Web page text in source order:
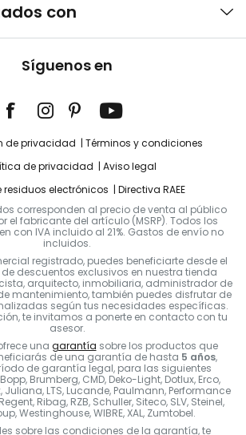
con
Síguenos en
de privacidad
Términos y condiciones
de privacidad
Aviso legal
residuos electrónicos
Directiva RAEE
corresponden al precio de venta al público
el fabricante del artículo (MSRP). Todos los
con IVA incluido al 21%. Gastos de envío no
incluidos.
registrado, puedes beneficiarte desde el
descuentos exclusivos en nuestra tienda
arquitecto, inmobiliaria, administrador de
mantenimiento, también puedes disfrutar de
según tus necesidades específicas.
te invitamos a ponerte en contacto con tu
asesor.
una garantía sobre los productos que
de una garantía de hasta 5 años,
de garantía legal, para las siguientes
Brumberg, CMD, Deko-Light, Dotlux, Erco,
Juliana, LTS, Lucande, Paulmann, Performance
Ribag, RZB, Schuller, Siteco, SLV, Steinel,
Westinghouse, WIBRE, XAL, Zumtobel.
sobre las condiciones de la garantía, te